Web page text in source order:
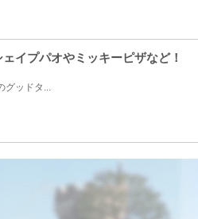
イプパオやミッキーピザなど！
グッドタ...